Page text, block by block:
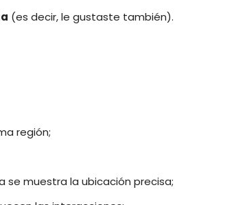
(es decir, le gustaste también).
región;
se muestra la ubicación precisa;